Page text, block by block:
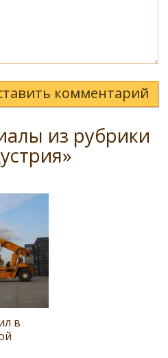
комментарий
из рубрики
в